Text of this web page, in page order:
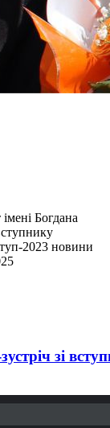
Богдана
2023 новини
зі